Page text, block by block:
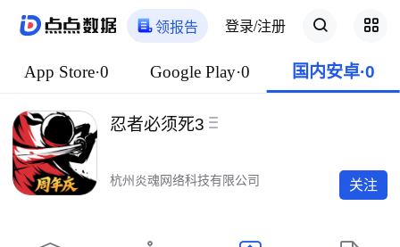
领报告 登录/注册
App Store·0 Google Play·0 国内安卓·0
忍者必须死3
杭州炎魂网络科技有限公司 关注